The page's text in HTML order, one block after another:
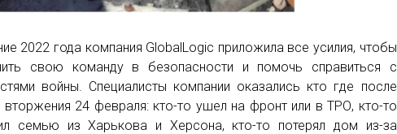
2022 года компания GlobalLogic приложила все усилия, чтобы
свою команду в безопасности и помочь справиться с
войны. Специалисты компании оказались кто где после
вторжения 24 февраля: кто-то ушел на фронт или в ТРО, кто-то
семью из Харькова и Херсона, кто-то потерял дом из-за